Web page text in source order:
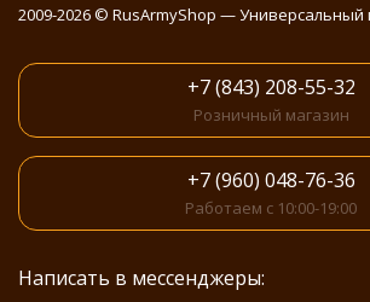
2009-2026 © RusArmyShop — Универсальный
+7 (843) 208-55-32
Розничный магазин
+7 (960) 048-76-36
Работаем с 10:00-19:00
Написать в мессенджеры: